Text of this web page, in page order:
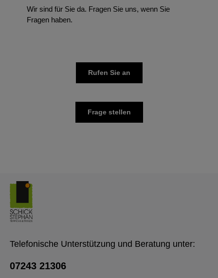
Wir sind für Sie da. Fragen Sie uns, wenn Sie
Fragen haben.
Rufen Sie an
Frage stellen
Telefonische Unterstützung und Beratung unter:
07243 21306